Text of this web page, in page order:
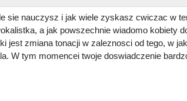
sie nauczysz i jak wiele zyskasz cwiczac w
a jak powszechnie wiadomo kobiety
jest zmiana tonacji w zaleznosci od tego, w
W tym momencei twoje doswiadczenie